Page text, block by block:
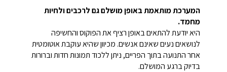
המערכת מותאמת באופן מושלם גם לרכבים ולחיות
מחמד.
היא יודעת להתאים באופן רציף את הפוקוס והחשיפה
לנושאים נעים שאינם אנשים. מכיוון שהיא עוקבת אוטומטית
אחר התנועה בתוך הפריים, ניתן ללכוד תמונות חדות וברורות
בדיוק ברגע המושלם.